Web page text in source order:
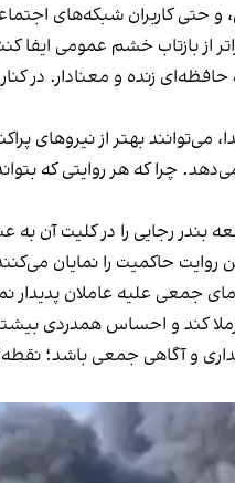
حتی کاربران شبکه‌های
از بازتاب خشم عمومی ایفا
زنده و معنادار. در
می‌توانند بهتر از
چرا که هر روایتی که
بندر رجایی را در کلیت
حاکمیت را نمایان
جمعی علیه عاملان پدیدار
کند و احساس همدردی
و آگاهی جمعی باشد؛